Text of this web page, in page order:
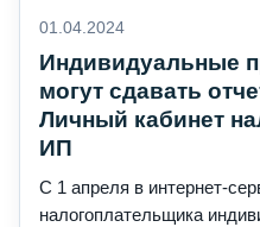
01.04.2024
Индивидуальные
могут сдавать
Личный кабинет
ИП
С 1 апреля в интернет-
налогоплательщика